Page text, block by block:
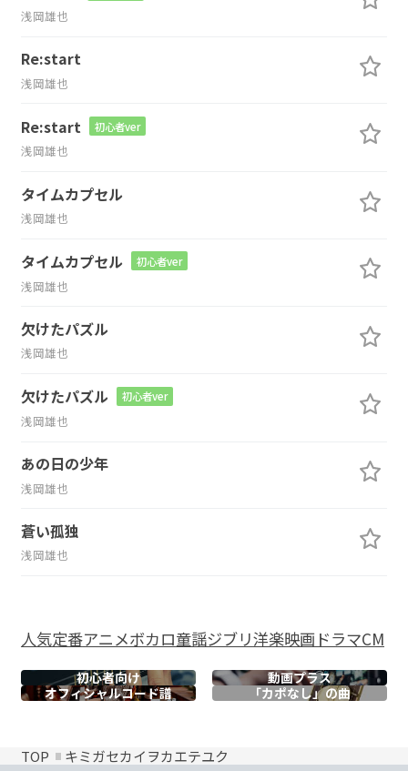
浅岡雄也
Re:start
浅岡雄也
Re:start 初心者ver
浅岡雄也
タイムカプセル
浅岡雄也
タイムカプセル 初心者ver
浅岡雄也
欠けたパズル
浅岡雄也
欠けたパズル 初心者ver
浅岡雄也
あの日の少年
浅岡雄也
蒼い孤独
浅岡雄也
人気定番アニメボカロ童謡ジブリ洋楽映画ドラマCM
初心者向け
動画プラス
オフィシャルコード譜 「カポなし」の曲
TOP キミガセカイヲカエテユク